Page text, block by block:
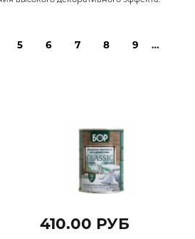
5 6 7 8 9
…
410.00 РУБ